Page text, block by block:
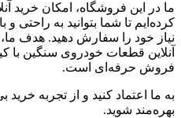
ما در این فروشگاه، امکان خرید
کرده‌ایم تا شما بتوانید به راحتی
نیاز خود را سفارش دهید. هدف ما،
آنلاین قطعات خودروی سنگین با
فروش حرفه‌ای است.
به ما اعتماد کنید و از تجربه‌
بهره‌مند شوید.